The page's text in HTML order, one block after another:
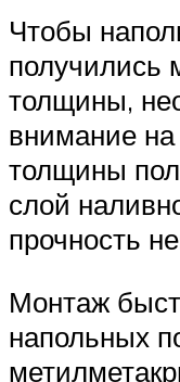
Чтобы
получились
толщины,
внимание
толщины
слой
прочность
Монтаж
напольных